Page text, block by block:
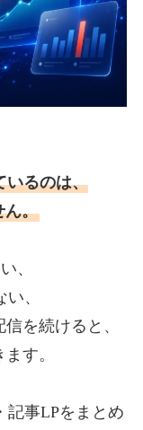
いるのは、
ん。
、
、
を続けると、
す。
記事LPをまとめ